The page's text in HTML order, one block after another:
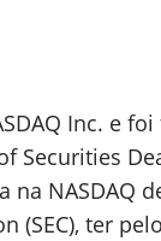
Inc. e
Securities
NASDAQ
(SEC), ter